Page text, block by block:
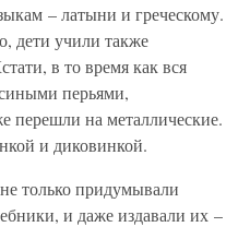
– латыни и греческому.
дети учили также
в то время как вся
перьями,
перешли на металлические.
и диковинкой.
только придумывали
и даже издавали их –